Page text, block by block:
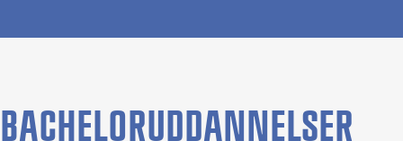
BACHELORUDDANNELSER